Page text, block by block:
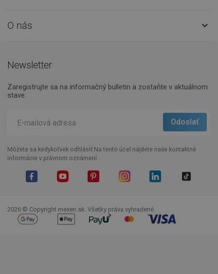
O nás 
Newsletter
Zaregistrujte sa na informačný bulletin a zostaňte v aktuálnom
stave.
Môžete sa kedykoľvek odhlásiť.Na tento účel nájdete naše kontaktné
informácie v právnom oznámení.
2026 © Copyright mexen.sk. Všetky práva vyhradené.